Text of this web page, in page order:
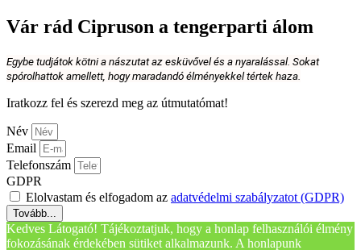
Vár rád Cipruson a tengerparti álom
Egybe tudjátok kötni a nászutat az esküvővel és a nyaralással. Sokat
spórolhattok amellett, hogy maradandó élményekkel tértek haza.
Iratkozz fel és szerezd meg az útmutatómat!
Név
Email
Telefonszám
GDPR
Elolvastam és elfogadom az adatvédelmi szabályzatot (GDPR)
Tovább...
Kedves Látogató! Tájékoztatjuk, hogy a honlap felhasználói élmény
fokozásának érdekében sütiket alkalmazunk. A honlapunk